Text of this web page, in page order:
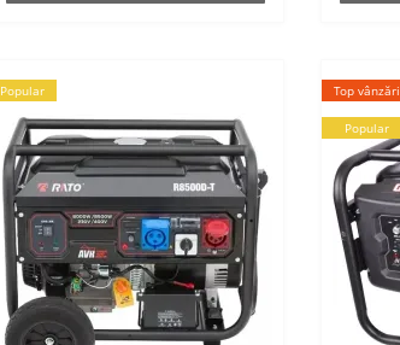
Popular Top vânzări
Popular